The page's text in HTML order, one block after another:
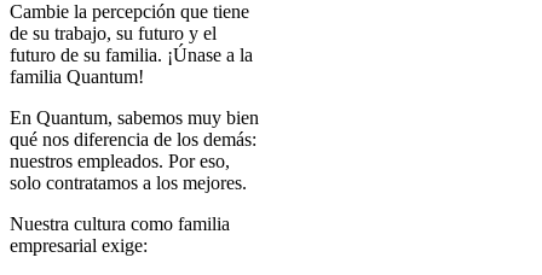
Cambie la percepción que tiene
de su trabajo, su futuro y el
futuro de su familia. ¡Únase a la
familia Quantum!
En Quantum, sabemos muy bien
qué nos diferencia de los demás:
nuestros empleados. Por eso,
solo contratamos a los mejores.
Nuestra cultura como familia
empresarial exige: